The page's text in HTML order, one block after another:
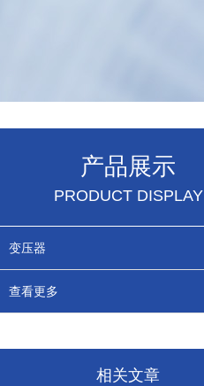
产品展示
PRODUCT DISPLAY
变压器
查看更多
相关文章